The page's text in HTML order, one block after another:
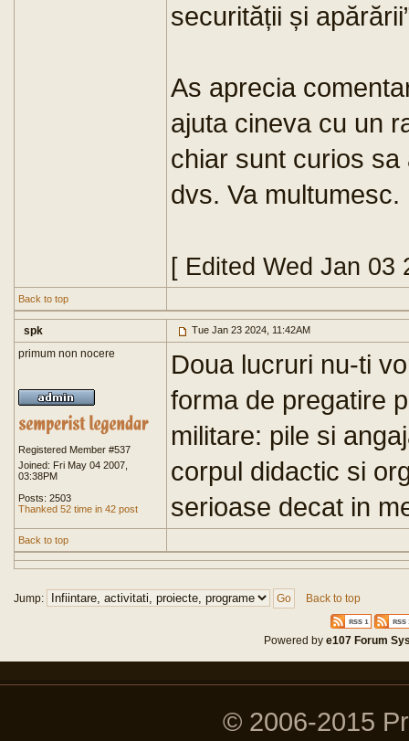
securității și
As aprecia
ajuta cineva cu un
chiar sunt curios
dvs. Va multumesc.
[ Edited Wed Jan 03
Back to top
spk Tue Jan 23 2024, 11:42AM
primum non nocere
Registered Member #537
Joined: Fri May 04 2007,
03:38PM
Posts: 2503
Thanked 52 time in 42 post
Doua lucruri nu-ti
forma de pregatire
militare: pile si
corpul didactic si
serioase decat in
Back to top
Jump: Back to top
Powered bye107 Forum
© 2006-2015